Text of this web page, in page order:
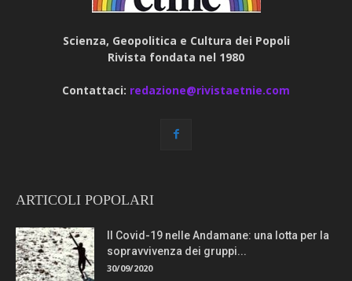
Scienza, Geopolitica e Cultura dei Popoli
Rivista fondata nel 1980
Contattaci: redazione@rivistaetnie.com
ARTICOLI POPOLARI
Il Covid-19 nelle Andamane: una lotta per la
sopravvivenza dei gruppi...
30/09/2020